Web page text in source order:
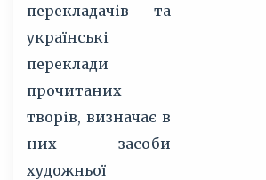
перекладачів та
українські
переклади
прочитаних
творів, визначає в
них засоби
художньої